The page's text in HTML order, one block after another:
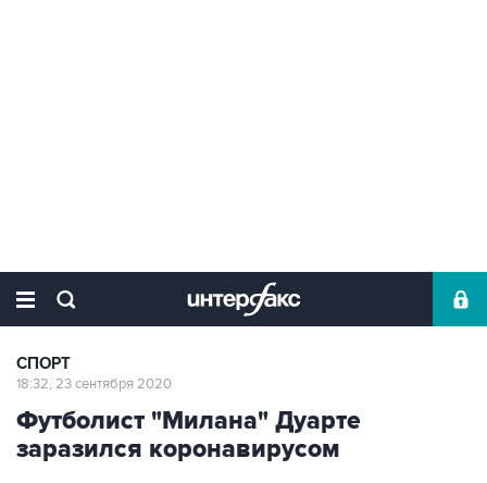
СПОРТ
18:32, 23 сентября 2020
Футболист "Милана" Дуарте
заразился коронавирусом